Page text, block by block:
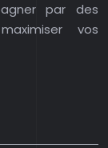
par des
vos